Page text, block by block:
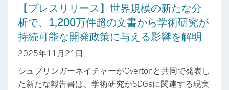
【プレスリリース】世界規模の新たな分
析で、1,200万件超の文書から学術研究が
持続可能な開発政策に与える影響を解明
2025年11月21日
シュプリンガーネイチャーがOvertonと共同で発表し
た新たな報告書は、学術研究がSDGsに関連する現実